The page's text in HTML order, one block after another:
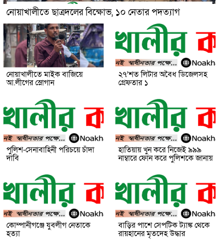
নোয়াখালীতে ছাত্রদলের বিক্ষোভ, ১০ নেতার পদত্যাগ
নোয়াখালীতে মাইক বাজিয়ে
আ.লীগের স্লোগান
২৭’শত লিটার অবৈধ ডিজেলসহ
গ্রেফতার ১
পুলিশ-সেনাবাহিনী পরিচয়ে চাঁদা
দাবি
হাতিয়ায় খুন করে নিজেই ৯৯৯
নাম্বারে ফোন করে পুলিশকে জানায়
কোম্পানীগঞ্জে যুবলীগ নেতাকে
হত্যা
বাড়ির পাশে সেপটিক ট্যাঙ্ক থেকে
রায়হানের মৃতদেহ উদ্ধার